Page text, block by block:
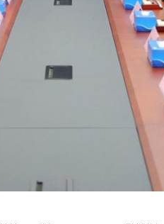
тусгай үзэсгэлэн нээгдлээ